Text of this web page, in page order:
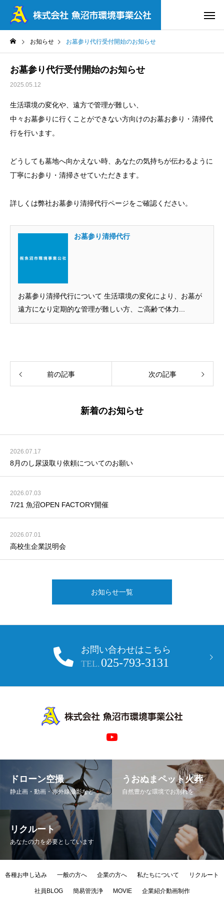
お知らせ お墓参り代行受付開始のお知らせ
お墓参り代行受付開始のお知らせ
2025.05.12
生活環境の変化や、遠方で管理が難しい、
中々お墓参りに行くことができない方向けのお墓お参り・清掃代
行を行います。
どうしても墓地へ向かえない時、あなたの気持ちが伝わるように
丁寧にお参り・清掃させていただきます。
詳しくは弊社お墓参り清掃代行ページをご確認ください。
お墓参り清掃代行
お墓参り清掃代行について 生活環境の変化により、お墓が
遠方になり定期的な管理が難しい方、ご高齢で体力...
前の記事 次の記事
新着のお知らせ
2026.07.17
8月のし尿汲取り依頼についてのお願い
2026.07.03
7/21 魚沼OPEN FACTORY開催
2026.07.01
高校生企業説明会
お知らせ一覧
お問い合わせはこちら
TEL. 025-793-3131
ドローン空撮
静止画・動画・赤外線撮影など
うおぬまペット火葬
自然豊かな環境でお別れを
リクルート
あなたの力を必要としています
各種お申し込み 一般の方へ 企業の方へ 私たちについて リクルート
社員BLOG 簡易管洗浄 MOVIE 企業紹介動画制作